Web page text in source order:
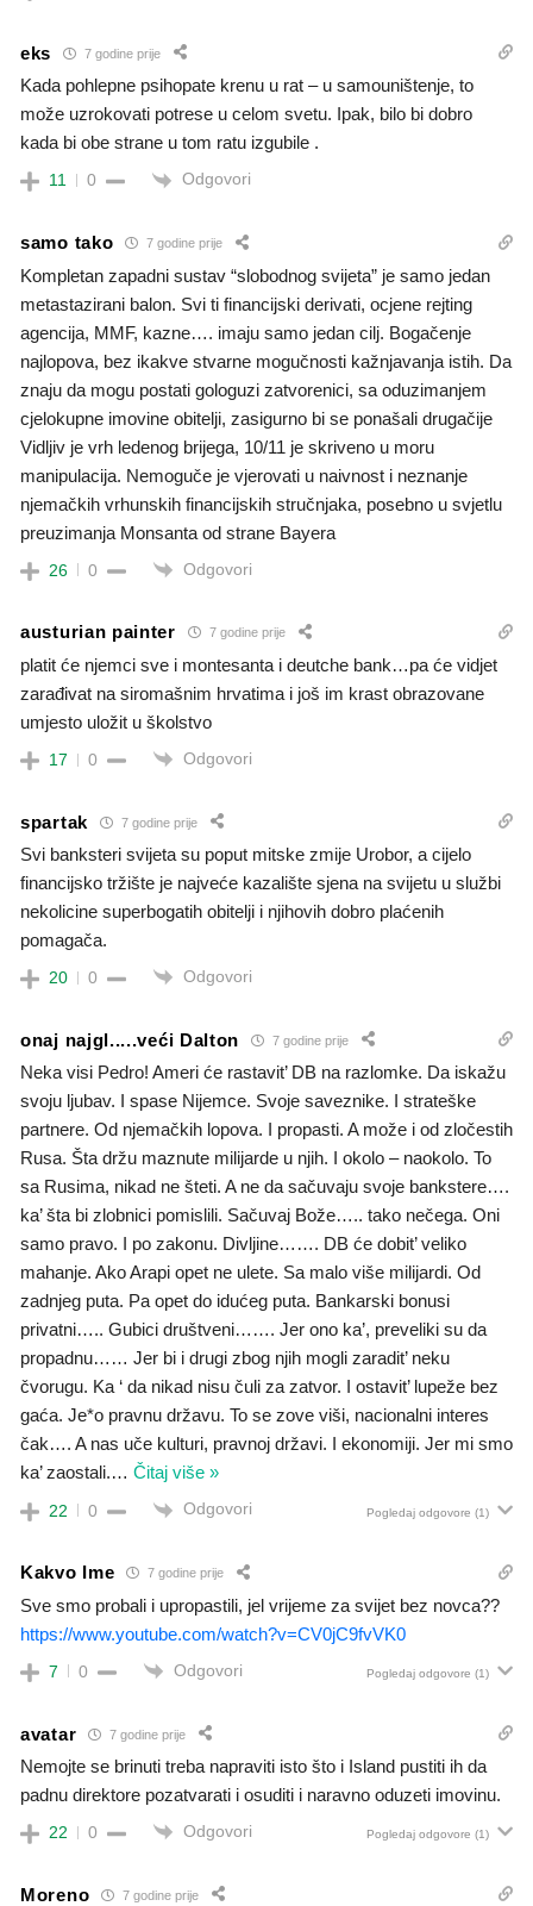
eks 7 godine prije
Kada pohlepne psihopate krenu u rat – u samouništenje, to
može uzrokovati potrese u celom svetu. Ipak, bilo bi dobro
kada bi obe strane u tom ratu izgubile .
11 0 Odgovori
samo tako 7 godine prije
Kompletan zapadni sustav “slobodnog svijeta” je samo jedan
metastazirani balon. Svi ti financijski derivati, ocjene rejting
agencija, MMF, kazne…. imaju samo jedan cilj. Bogačenje
najlopova, bez ikakve stvarne mogučnosti kažnjavanja istih. Da
znaju da mogu postati gologuzi zatvorenici, sa oduzimanjem
cjelokupne imovine obitelji, zasigurno bi se ponašali drugačije
Vidljiv je vrh ledenog brijega, 10/11 je skriveno u moru
manipulacija. Nemoguče je vjerovati u naivnost i neznanje
njemačkih vrhunskih financijskih stručnjaka, posebno u svjetlu
preuzimanja Monsanta od strane Bayera
26 0 Odgovori
austurian painter 7 godine prije
platit će njemci sve i montesanta i deutche bank…pa će vidjet
zarađivat na siromašnim hrvatima i još im krast obrazovane
umjesto uložit u školstvo
17 0 Odgovori
spartak 7 godine prije
Svi banksteri svijeta su poput mitske zmije Urobor, a cijelo
financijsko tržište je najveće kazalište sjena na svijetu u službi
nekolicine superbogatih obitelji i njihovih dobro plaćenih
pomagača.
20 0 Odgovori
onaj najgl.....veći Dalton 7 godine prije
Neka visi Pedro! Ameri će rastavit’ DB na razlomke. Da iskažu
svoju ljubav. I spase Nijemce. Svoje saveznike. I strateške
partnere. Od njemačkih lopova. I propasti. A može i od zločestih
Rusa. Šta držu maznute milijarde u njih. I okolo – naokolo. To
sa Rusima, nikad ne šteti. A ne da sačuvaju svoje bankstere….
ka’ šta bi zlobnici pomislili. Sačuvaj Bože….. tako nečega. Oni
samo pravo. I po zakonu. Divljine……. DB će dobit’ veliko
mahanje. Ako Arapi opet ne ulete. Sa malo više milijardi. Od
zadnjeg puta. Pa opet do idućeg puta. Bankarski bonusi
privatni….. Gubici društveni……. Jer ono ka’, preveliki su da
propadnu…… Jer bi i drugi zbog njih mogli zaradit’ neku
čvorugu. Ka ‘ da nikad nisu čuli za zatvor. I ostavit’ lupeže bez
gaća. Je*o pravnu državu. To se zove viši, nacionalni interes
čak…. A nas uče kulturi, pravnoj državi. I ekonomiji. Jer mi smo
ka’ zaostali.… Čitaj više »
22 0 Odgovori Pogledaj odgovore (1)
Kakvo Ime 7 godine prije
Sve smo probali i upropastili, jel vrijeme za svijet bez novca??
https://www.youtube.com/watch?v=CV0jC9fvVK0
7 0 Odgovori Pogledaj odgovore (1)
avatar 7 godine prije
Nemojte se brinuti treba napraviti isto što i Island pustiti ih da
padnu direktore pozatvarati i osuditi i naravno oduzeti imovinu.
22 0 Odgovori Pogledaj odgovore (1)
Moreno 7 godine prije